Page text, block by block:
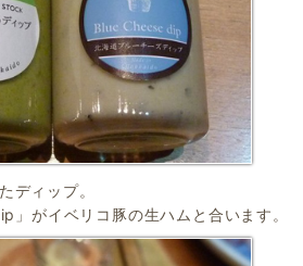
ディップ。
がイベリコ豚の生ハムと合います。